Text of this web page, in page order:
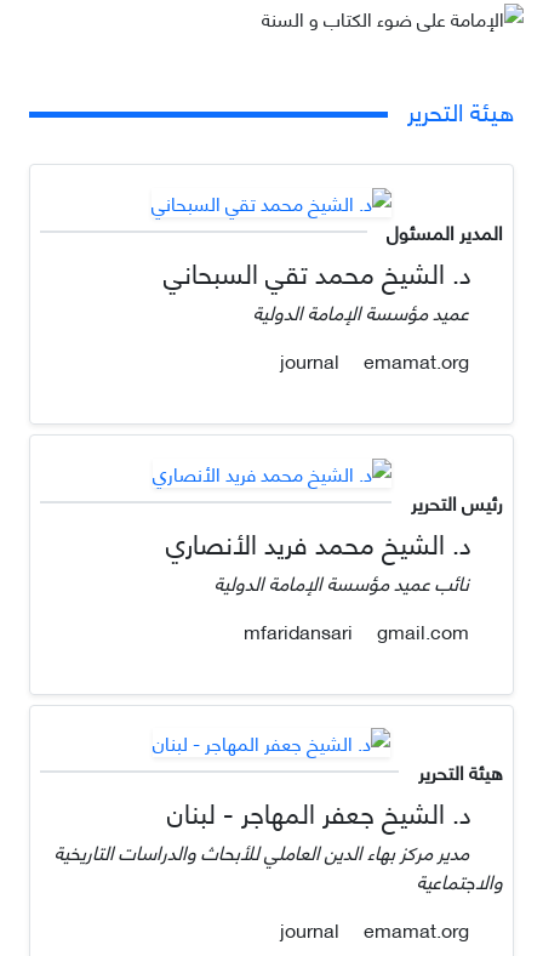
هيئة التحرير
المدير المسئول
د. الشيخ محمد تقي السبحاني
عمید مؤسسة الإمامة الدولية
emamat.org
رئيس التحرير
د. الشيخ محمد فريد الأنصاري
نائب عميد مؤسسة الإمامة الدولية
gmail.com
هيئة التحرير
د. الشيخ جعفر المهاجر - لبنان
مدير مركز بهاء الدين العاملي للأبحاث والدراسات التاريخية
والاجتماعية
emamat.org